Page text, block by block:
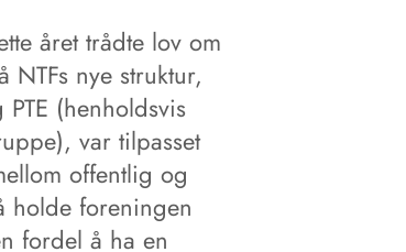
året trådte lov om
nye struktur,
(henholdsvis
var tilpasset
offentlig og
holde foreningen
fordel å ha en